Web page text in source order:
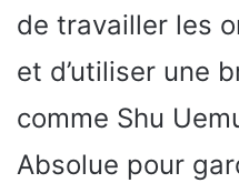
de travailler les
et d’utiliser une
comme Shu
Absolue pour